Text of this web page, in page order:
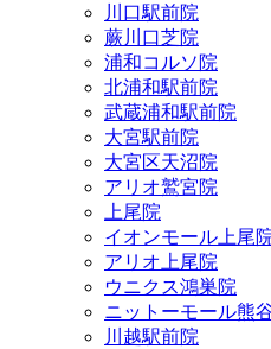
川口駅前院
蕨川口芝院
浦和コルソ院
北浦和駅前院
武蔵浦和駅前院
大宮駅前院
大宮区天沼院
アリオ鷲宮院
上尾院
イオンモール上尾
アリオ上尾院
ウニクス鴻巣院
ニットーモール熊
川越駅前院